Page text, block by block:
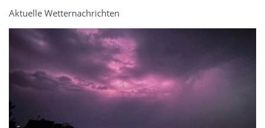
Aktuelle Wetternachrichten